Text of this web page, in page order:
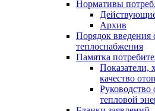
Нормативы
Архив
Порядок введения
теплоснабжения
Памятка
Показатели,
качество
Руководство
тепловой